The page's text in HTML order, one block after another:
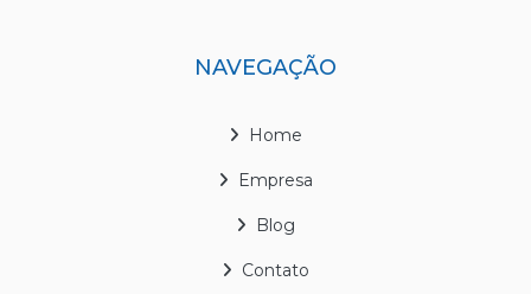
NAVEGAÇÃO
Home
Empresa
Blog
Contato